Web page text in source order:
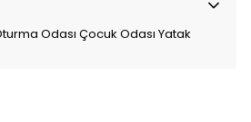
Odası Çocuk Odası Yatak